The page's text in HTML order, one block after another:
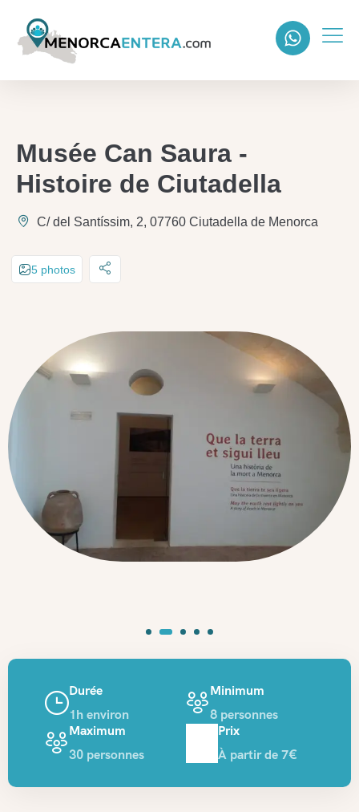
Musée Can Saura -
Histoire de Ciutadella
C/ del Santíssim, 2, 07760 Ciutadella de Menorca
5 photos
Durée
1h environ
Minimum
8 personnes
Maximum
30 personnes
Prix
À partir de 7€